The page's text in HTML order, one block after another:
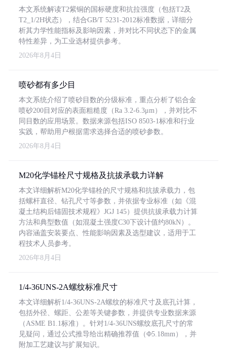
本文系统解读T2紫铜的国标硬度和抗拉强度（包括T2及
T2_1/2H状态），结合GB/T 5231-2012标准数据，详细分
析其力学性能指标及影响因素，并对比不同状态下的金属
特性差异，为工业选材提供参考。
2026年8月4日
喷砂都有多少目
本文系统介绍了喷砂目数的分级标准，重点分析了铝合金
喷砂200目对应的表面粗糙度（Ra 3.2-6.3μm），并对比不
同目数的应用场景。数据来源包括ISO 8503-1标准和行业
实践，帮助用户根据需求选择合适的喷砂参数。
2026年8月4日
M20化学锚栓尺寸规格及抗拔承载力详解
本文详细解析M20化学锚栓的尺寸规格和抗拔承载力，包
括螺杆直径、钻孔尺寸等参数，并依据专业标准（如《混
凝土结构后锚固技术规程》JGJ 145）提供抗拔承载力计算
方法和典型数值（如混凝土强度C30下设计值约80kN）。
内容涵盖安装要点、性能影响因素及选型建议，适用于工
程技术人员参考。
2026年8月4日
1/4-36UNS-2A螺纹标准尺寸
本文详细解析1/4-36UNS-2A螺纹的标准尺寸及底孔计算，
包括外径、螺距、公差等关键参数，并提供专业数据来源
（ASME B1.1标准）。针对1/4-36UNS螺纹底孔尺寸的常
见疑问，通过公式推导给出精确推荐值（Φ5.18mm），并
附加工艺建议与扩展知识。